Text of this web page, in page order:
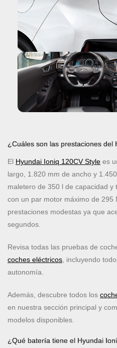
¿Cuáles son las prestaciones del
El Hyundai Ioniq 120CV Style es
largo, 1.820 mm de ancho y
maletero de 350 l de capacidad
con un par motor máximo de 295
prestaciones modestas ya que
segundos.
Revisa todas las pruebas de
coches eléctricos , incluyendo
autonomía.
Además, descubre todos los
en nuestra sección principal y
modelos disponibles.
¿Qué batería tiene el Hyundai